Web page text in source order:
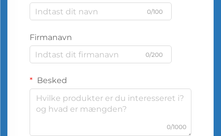
0/100
Firmanavn
0/200
Besked
0/1000